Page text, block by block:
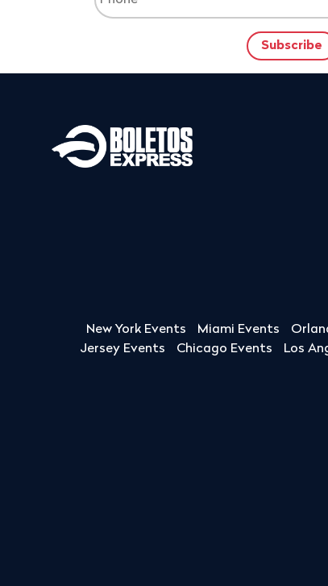
New York Events Miami Events
Jersey Events
Chicago Events Los